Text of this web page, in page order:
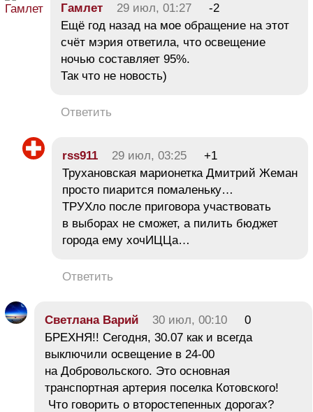
Гамлет 29 июл, 01:27
-2
Ещё год назад на мое обращение на этот
счёт мэрия ответила, что освещение
ночью составляет 95%.
Так что не новость)
Ответить
rss911 29 июл, 03:25
+1
Трухановская марионетка Дмитрий Жеман
просто пиарится помаленьку…
ТРУХло после приговора участвовать
в выборах не сможет, а пилить бюджет
города ему хочИЦЦа…
Ответить
Светлана Варий 30 июл, 00:10
0
БРЕХНЯ!! Сегодня, 30.07 как и всегда
выключили освещение в 24-00
на Добровольского. Это основная
транспортная артерия поселка Котовского!
Что говорить о второстепенных дорогах?